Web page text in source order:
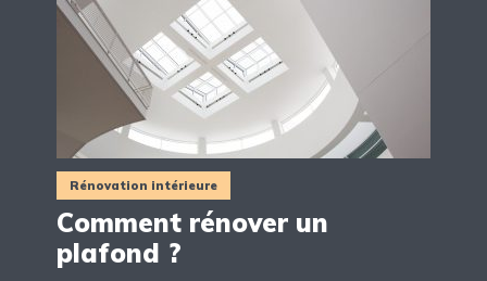
Rénovation intérieure
Comment rénover un
plafond ?